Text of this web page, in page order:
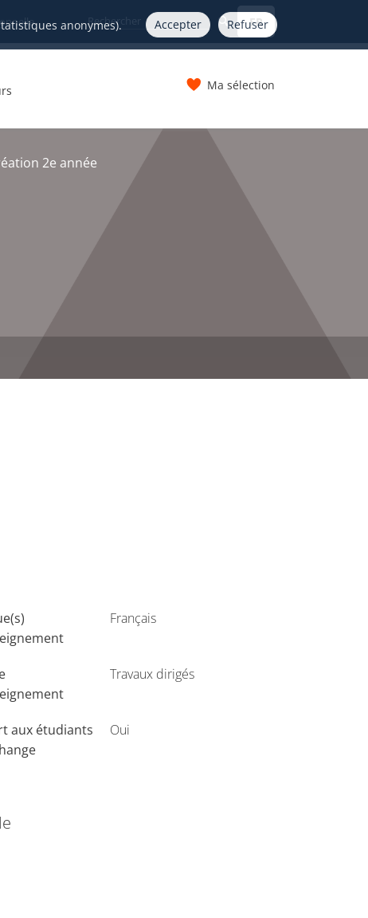
anonymes). Accepter Refuser
FR
Ma sélection
2e année
Français
Travaux dirigés
aux étudiants
Oui